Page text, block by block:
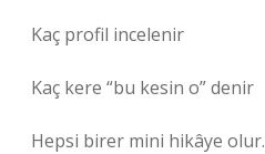
Kaç profil incelenir
Kaç kere “bu kesin o” denir
Hepsi birer mini hikâye olur.